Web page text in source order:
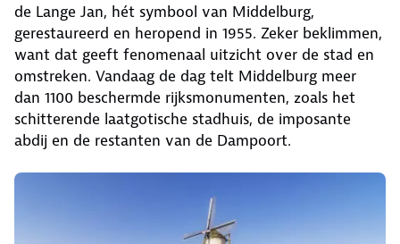
de Lange Jan, hét symbool van Middelburg,
gerestaureerd en heropend in 1955. Zeker beklimmen,
want dat geeft fenomenaal uitzicht over de stad en
omstreken. Vandaag de dag telt Middelburg meer
dan 1100 beschermde rijksmonumenten, zoals het
schitterende laatgotische stadhuis, de imposante
abdij en de restanten van de Dampoort.